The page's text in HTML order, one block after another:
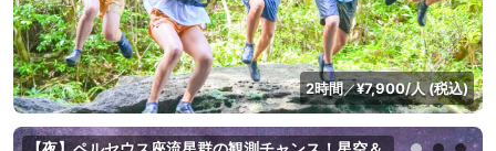
2時間／¥7,900/人 (税込)